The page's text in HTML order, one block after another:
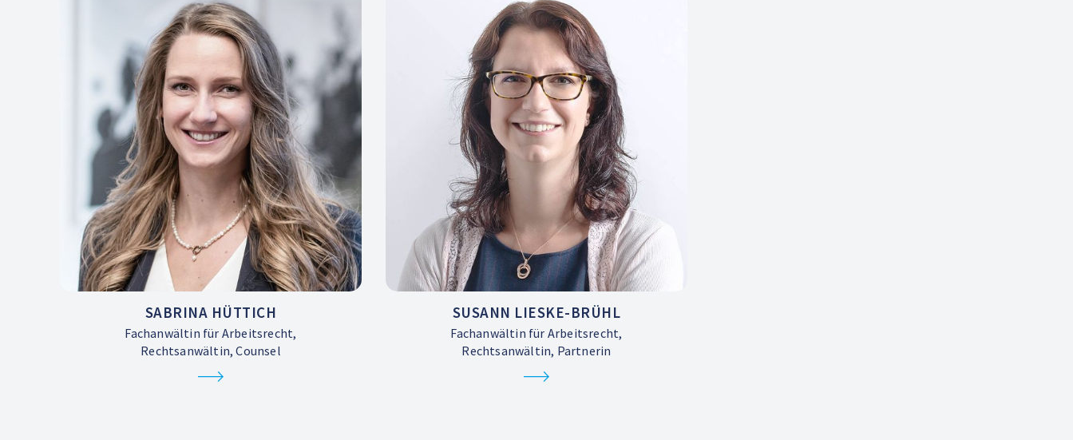
SABRINA HÜTTICH
Fachanwältin für Arbeitsrecht,
Rechtsanwältin, Counsel
SUSANN LIESKE-BRÜHL
Fachanwältin für Arbeitsrecht,
Rechtsanwältin, Partnerin